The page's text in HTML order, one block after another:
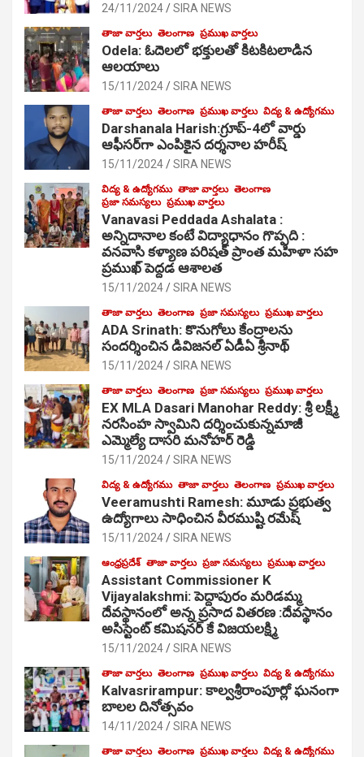
24/11/2024 SIRA NEWS
తాజా వార్తలు తెలంగాణ ప్రముఖ వార్తలు
Odela: ఓదెల‌లో భక్తులతో కిటకిటలాడిన
ఆల‌యాలు
15/11/2024 SIRA NEWS
తాజా వార్తలు తెలంగాణ ప్రముఖ వార్తలు విద్య & ఉద్యోగము
Darshanala Harish:గ్రూప్-4లో వార్డు
ఆఫీసర్‌గా ఎంపికైన దర్శనాల హరీష్
15/11/2024 SIRA NEWS
విద్య & ఉద్యోగము తాజా వార్తలు తెలంగాణ
ప్రజా సమస్యలు ప్రముఖ వార్తలు
Vanavasi Peddada Ashalata :
అన్నిదానాల కంటే విద్యాధానం గొప్పది :
వనవాసి కళ్యాణ పరిషత్ ప్రాంత మహిళా సహ
ప్రముఖ్ పెద్దడ ఆశాలత
15/11/2024 SIRA NEWS
తాజా వార్తలు తెలంగాణ ప్రజా సమస్యలు ప్రముఖ వార్తలు
ADA Srinath: కొనుగోలు కేంద్రాల‌ను
సంద‌ర్శించిన డివిజనల్ ఏడీఏ శ్రీనాథ్
15/11/2024 SIRA NEWS
తాజా వార్తలు తెలంగాణ ప్రజా సమస్యలు ప్రముఖ వార్తలు
EX MLA Dasari Manohar Reddy: శ్రీ లక్ష్మీ
నరసింహ స్వామిని దర్శించుకున్నమాజీ
ఎమ్మెల్యే దాసరి మనోహర్ రెడ్డి
15/11/2024 SIRA NEWS
విద్య & ఉద్యోగము తాజా వార్తలు తెలంగాణ ప్రముఖ వార్తలు
Veeramushti Ramesh: మూడు ప్రభుత్వ
ఉద్యోగాలు సాధించిన వీరముష్టి రమేష్
15/11/2024 SIRA NEWS
ఆంధ్రప్రదేశ్ తాజా వార్తలు ప్రజా సమస్యలు ప్రముఖ వార్తలు
Assistant Commissioner K
Vijayalakshmi: పెద్దాపురం మరిడమ్మ
దేవస్థానంలో అన్న ప్రసాద వితరణ :దేవస్థానం
అసిస్టెంట్ కమిషనర్ కే విజయలక్ష్మి
15/11/2024 SIRA NEWS
తాజా వార్తలు తెలంగాణ ప్రముఖ వార్తలు విద్య & ఉద్యోగము
Kalvasrirampur: కాల్వశ్రీరాంపూర్లో ఘనంగా
బాలల దినోత్సవం
14/11/2024 SIRA NEWS
తాజా వార్తలు తెలంగాణ ప్రముఖ వార్తలు విద్య & ఉద్యోగము